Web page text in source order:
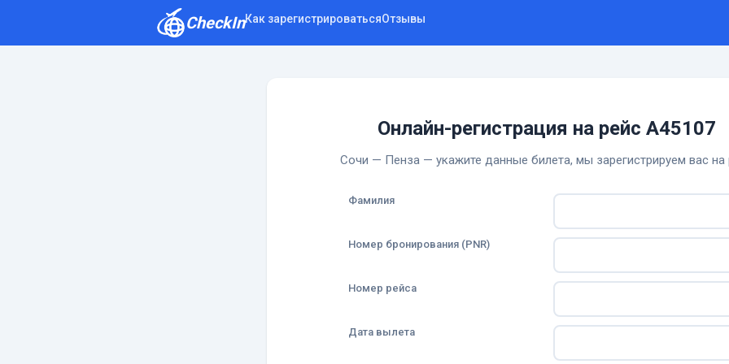
CheckInКак зарегистрироватьсяОтзывы
Онлайн-регистрация на рейс A45107
Сочи — Пенза — укажите данные билета, мы зарегистрируем вас на
Фамилия
Номер бронирования (PNR)
Номер рейса
Дата вылета